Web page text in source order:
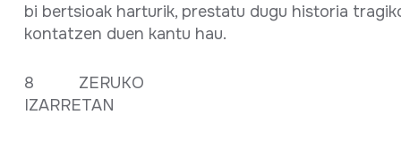
bi bertsioak harturik, prestatu dugu historia
kontatzen duen kantu hau.
8 ZERUKO